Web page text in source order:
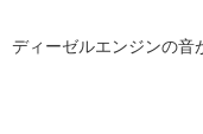
ディーゼルエンジンの音